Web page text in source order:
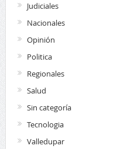
Judiciales
Nacionales
Opinión
Politica
Regionales
Salud
Sin categoría
Tecnologia
Valledupar